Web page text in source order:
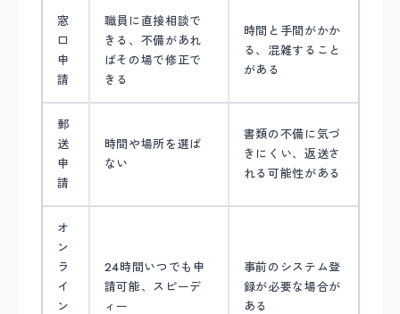
窓
口
申
請
職員に直接相談で
きる、不備があれ
ばその場で修正で
きる
時間と手間がかか
る、混雑すること
がある
郵
送
申
請
時間や場所を選ば
ない
書類の不備に気づ
きにくい、返送さ
れる可能性がある
オ
ン
ラ
イ
ン
24時間いつでも申
請可能、スピーデ
ィー
事前のシステム登
録が必要な場合が
ある